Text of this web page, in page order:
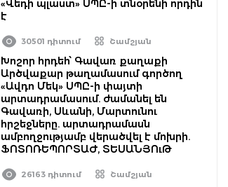
«Վեդի պլաստ» ՍՊԸ-ի տնօրենի որդին
է
30501 դիտում Շամշյան
Խոշոր հրդեհ՝ Գավառ քաղաքի
Արծվաքար թաղամասում գործող
«Ավդո Մեկ» ՍՊԸ-ի փայտի
արտադրամասում. ժամանել են
Գավառի, Սևանի, Մարտունու
հրշեջները. արտադրամասն
ամբողջությամբ վերածվել է մոխրի.
ՖՈՏՈՌԵՊՈՐՏԱԺ, ՏԵՍԱՆՅՈւԹ
26163 դիտում Շամշյան